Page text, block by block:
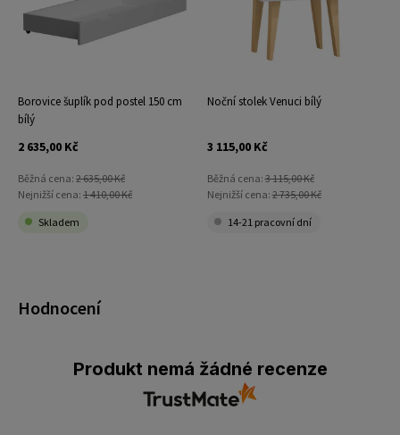
Hodnocení
Produkt nemá žádné recenze
Borovice šuplík pod postel 150 cm
bílý
2 635,00 Kč
Běžná cena: 2 635,00 Kč
Nejnižší cena: 1 410,00 Kč
Skladem
Noční stolek Venuci bílý
3 115,00 Kč
Běžná cena:3 115,00 Kč
Nejnižší cena:2 735,00 Kč
14-21 pracovní dní